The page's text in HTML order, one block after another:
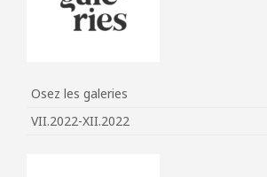
Osez les galeries
VII.2022-XII.2022